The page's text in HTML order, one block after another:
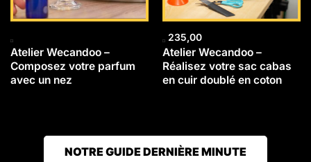
Atelier Wecandoo –
Composez votre parfum
avec un nez
235,00
Atelier Wecandoo –
Réalisez votre sac cabas
en cuir doublé en coton
NOTRE GUIDE DERNIÈRE MINUTE